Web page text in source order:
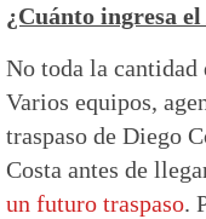
¿Cuánto ingresa
No toda la
Varios equipos,
traspaso de Diego
Costa antes de
un futuro traspaso.